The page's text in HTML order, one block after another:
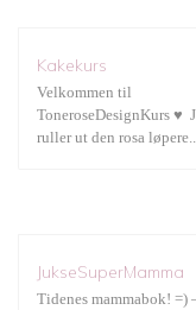
Kakekurs
Velkommen til
ToneroseDesignKurs ♥
ruller ut den rosa
JukseSuperMamma
Tidenes mammabok! =)